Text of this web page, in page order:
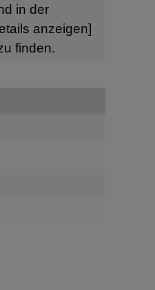
in der
anzeigen]
finden.